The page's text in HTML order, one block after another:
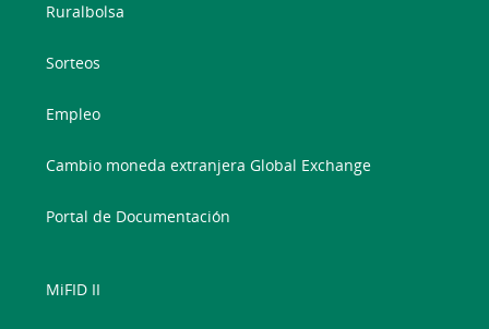
Ruralbolsa
Sorteos
Empleo
Cambio moneda extranjera Global Exchange
Portal de Documentación
MiFID II